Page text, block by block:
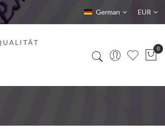
German
EUR